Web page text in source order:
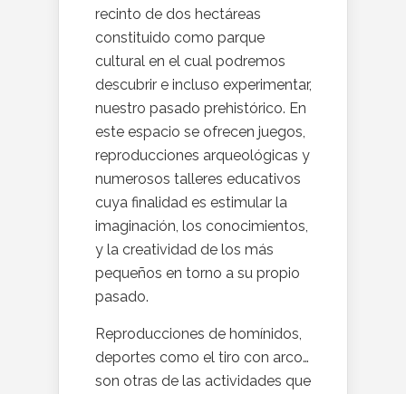
recinto de dos hectáreas
constituido como parque
cultural en el cual podremos
descubrir e incluso experimentar,
nuestro pasado prehistórico. En
este espacio se ofrecen juegos,
reproducciones arqueológicas y
numerosos talleres educativos
cuya finalidad es estimular la
imaginación, los conocimientos,
y la creatividad de los más
pequeños en torno a su propio
pasado.
Reproducciones de homínidos,
deportes como el tiro con arco…
son otras de las actividades que